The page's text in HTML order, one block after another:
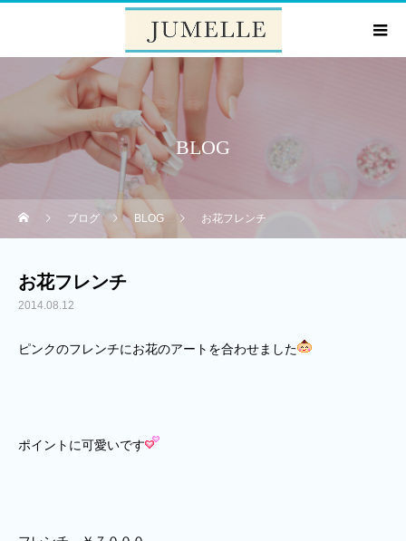
BLOG
ブログ BLOG お花フレンチ
お花フレンチ
2014.08.12
ピンクのフレンチにお花のアートを合わせました
ポイントに可愛いです